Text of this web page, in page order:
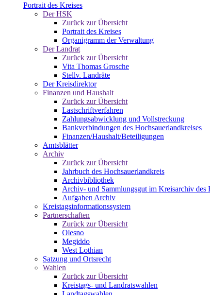
Portrait des Kreises
Der HSK
Zurück zur Übersicht
Portrait des Kreises
Organigramm der Verwaltung
Der Landrat
Zurück zur Übersicht
Vita Thomas Grosche
Stellv. Landräte
Der Kreisdirektor
Finanzen und Haushalt
Zurück zur Übersicht
Lastschriftverfahren
Zahlungsabwicklung und Vollstreckung
Bankverbindungen des Hochsauerlandkreises
Finanzen/Haushalt/Beteiligungen
Amtsblätter
Archiv
Zurück zur Übersicht
Jahrbuch des Hochsauerlandkreis
Archivbibliothek
Archiv- und Sammlungsgut im Kreisarchiv des
Aufgaben Archiv
Kreistagsinformationssystem
Partnerschaften
Zurück zur Übersicht
Olesno
Megiddo
West Lothian
Satzung und Ortsrecht
Wahlen
Zurück zur Übersicht
Kreistags- und Landratswahlen